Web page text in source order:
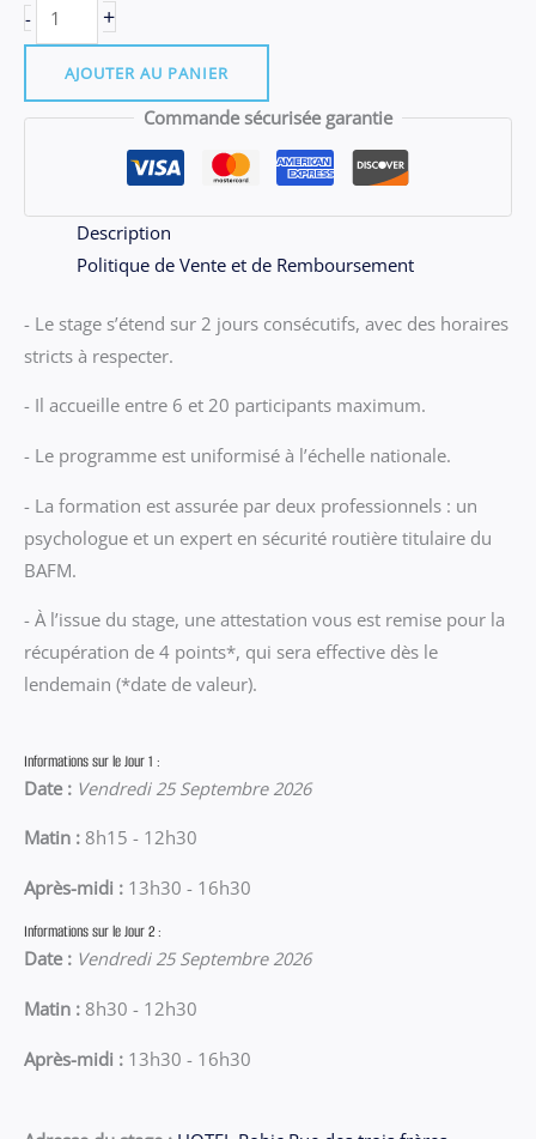
-
de
09.07
-
vendredi
samedi
26
septembre
+
AJOUTER AU PANIER
Commande sécurisée garantie
Description
Politique de Vente et de Remboursement
- Le stage s’étend sur 2 jours consécutifs, avec des horaires
stricts à respecter.
- Il accueille entre 6 et 20 participants maximum.
- Le programme est uniformisé à l’échelle nationale.
- La formation est assurée par deux professionnels : un
psychologue et un expert en sécurité routière titulaire du
BAFM.
- À l’issue du stage, une attestation vous est remise pour la
récupération de 4 points*, qui sera effective dès le
lendemain (*date de valeur).
Informations sur le Jour 1 :
Date : Vendredi 25 Septembre 2026
Matin : 8h15 - 12h30
Après-midi : 13h30 - 16h30
Informations sur le Jour 2 :
Date : Vendredi 25 Septembre 2026
Matin : 8h30 - 12h30
Après-midi : 13h30 - 16h30